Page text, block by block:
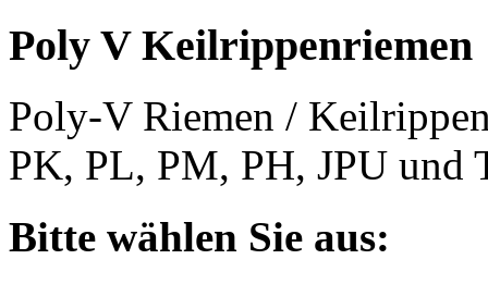
Poly V Keilrippenriemen
Poly-V Riemen /
PK, PL, PM, PH, JPU und
Bitte wählen Sie aus: